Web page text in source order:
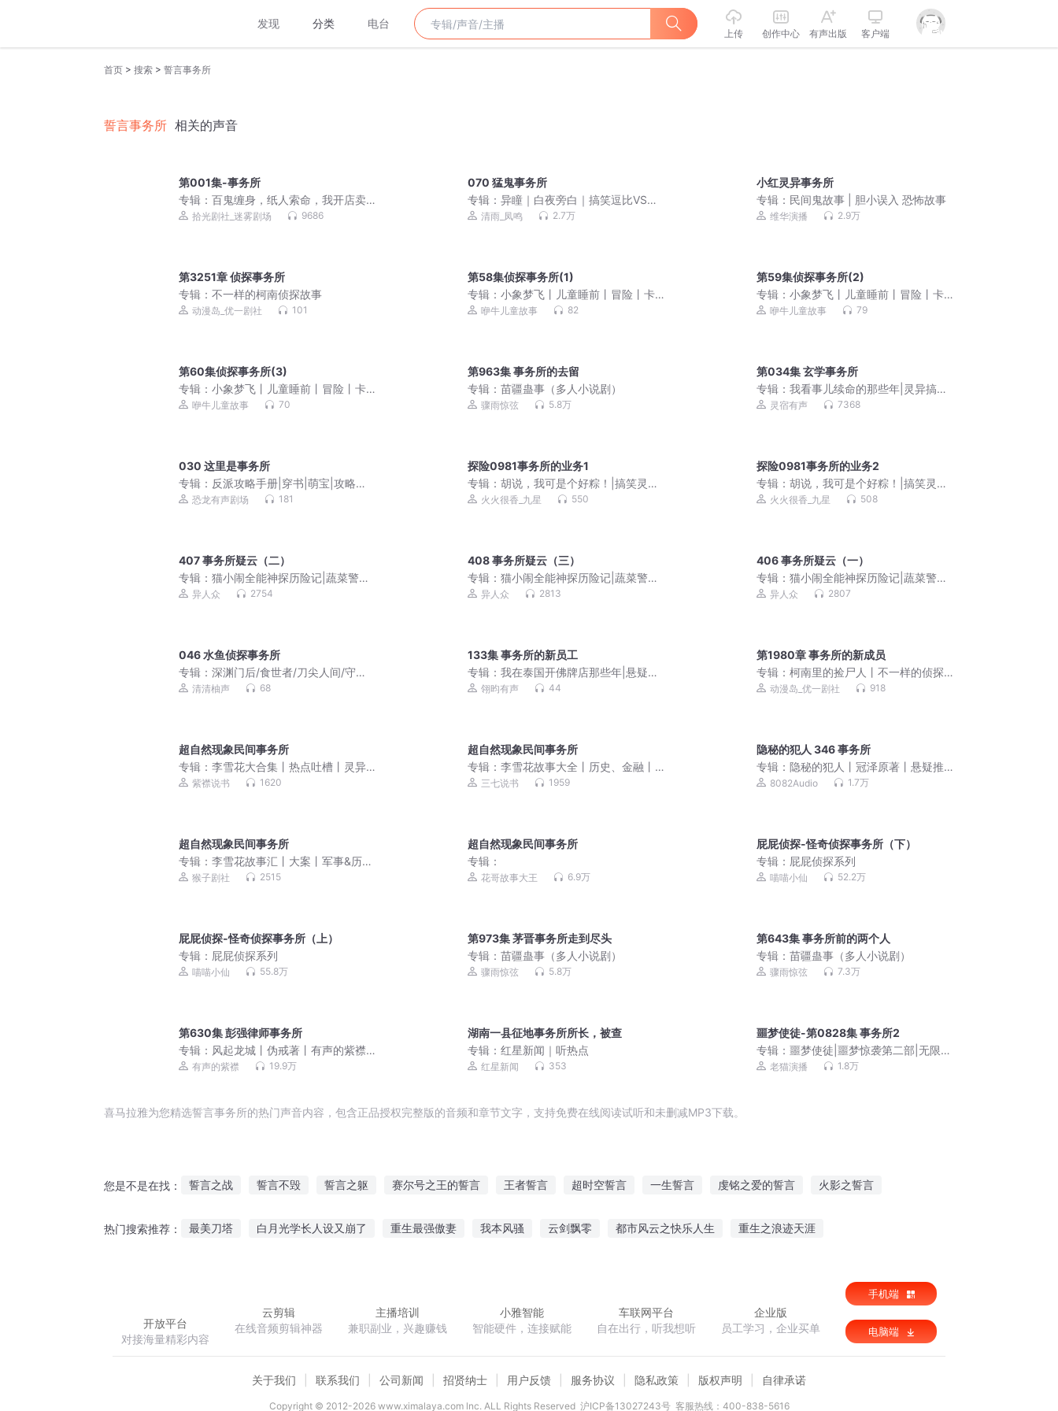
发现 分类 电台
上传 创作中心 有声出版 客户端
首页 > 搜索 > 誓言事务所
誓言事务所 相关的声音
第001集-事务所
专辑： 百鬼缠身，纸人索命，我开店卖
神符|现代灵异悬疑|纯爱双男主|VIP免费
拾光剧社_迷雾剧场 9686
070 猛鬼事务所
专辑：异瞳｜白夜旁白｜搞笑逗比VS恐
怖拉扯｜清雨✖道玄
清雨_凤鸣 2.7万
小红灵异事务所
专辑： 民间鬼故事 | 胆小误入 恐怖故事
维华演播 2.9万
第3251章 侦探事务所
专辑： 不一样的柯南侦探故事
动漫岛_优一剧社 101
第58集侦探事务所(1)
专辑：小象梦飞丨儿童睡前丨冒险丨卡
通动画丨幽默治愈
咿牛儿童故事 82
第59集侦探事务所(2)
专辑：小象梦飞丨儿童睡前丨冒险丨卡
通动画丨幽默治愈
咿牛儿童故事 79
第60集侦探事务所(3)
专辑： 小象梦飞丨儿童睡前丨冒险丨卡
通动画丨幽默治愈
咿牛儿童故事 70
第963集 事务所的去留
专辑：苗疆蛊事（多人小说剧）
骤雨惊弦 5.8万
第034集 玄学事务所
专辑：我看事儿续命的那些年|灵异搞笑|
智商在线
灵宿有声 7368
030 这里是事务所
专辑： 反派攻略手册|穿书|萌宝|攻略反
派|虐渣|女强
恐龙有声剧场 181
探险0981事务所的业务1
专辑：胡说，我可是个好粽！|搞笑灵异|
全本免费
火火很香_九星 550
探险0981事务所的业务2
专辑：胡说，我可是个好粽！|搞笑灵异|
全本免费
火火很香_九星 508
407 事务所疑云（二）
专辑： 猫小闹全能神探历险记|蔬菜警长
少年版
异人众 2754
408 事务所疑云（三）
专辑：猫小闹全能神探历险记|蔬菜警长
少年版
异人众 2813
406 事务所疑云（一）
专辑：猫小闹全能神探历险记|蔬菜警长
少年版
异人众 2807
046 水鱼侦探事务所
专辑： 深渊门后/食世者/刀尖人间/守墓
大夏夜/刃口向神
清清柚声 68
133集 事务所的新员工
专辑：我在泰国开佛牌店那些年|悬疑灵
异｜恐怖惊悚
翎昀有声 44
第1980章 事务所的新成员
专辑：柯南里的捡尸人丨不一样的侦探
故事动漫岛_优一剧社 918
超自然现象民间事务所
专辑： 李雪花大合集丨热点吐槽丨灵异
鬼故事丨大案纪实丨免费
紫襟说书 1620
超自然现象民间事务所
专辑：李雪花故事大全丨历史、金融丨
政治、军事丨社会现象
三七说书 1959
隐秘的犯人 346 事务所
专辑：隐秘的犯人丨冠泽原著丨悬疑推
理丨犯罪丨多人有声剧
8082Audio 1.7万
超自然现象民间事务所
专辑： 李雪花故事汇丨大案丨军事&历史
丨未解之谜丨免费听
猴子剧社 2515
超自然现象民间事务所
专辑：
花哥故事大王 6.9万
屁屁侦探-怪奇侦探事务所（下）
专辑： 屁屁侦探系列
喵喵小仙 52.2万
屁屁侦探-怪奇侦探事务所（上）
专辑： 屁屁侦探系列
喵喵小仙 55.8万
第973集 茅晋事务所走到尽头
专辑：苗疆蛊事（多人小说剧）
骤雨惊弦 5.8万
第643集 事务所前的两个人
专辑：苗疆蛊事（多人小说剧）
骤雨惊弦 7.3万
第630集 彭强律师事务所
专辑： 风起龙城丨伪戒著丨有声的紫襟
团队作品 | 都市热血多人有声剧
有声的紫襟 19.9万
湖南一县征地事务所所长，被查
专辑：红星新闻｜听热点
红星新闻 353
噩梦使徒-第0828集 事务所2
专辑：噩梦使徒|噩梦惊袭第二部|无限
流|老猫演播领衔多人有声剧
老猫演播 1.8万
喜马拉雅为您精选誓言事务所的热门声音内容，包含正品授权完整版的音频和章节文字，支持免费在线阅读试听和未删减MP3下载。
您是不是在找： 誓言之战 誓言不毁 誓言之躯 赛尔号之王的誓言 王者誓言 超时空誓言 一生誓言 虔铭之爱的誓言 火影之誓言
热门搜索推荐： 最美刀塔 白月光学长人设又崩了 重生最强傲妻 我本风骚 云剑飘零 都市风云之快乐人生 重生之浪迹天涯
开放平台
对接海量精彩内容
云剪辑
在线音频剪辑神器
主播培训
兼职副业，兴趣赚钱
小雅智能
智能硬件，连接赋能
车联网平台
自在出行，听我想听
企业版
员工学习，企业买单
手机端
电脑端
关于我们 联系我们 公司新闻 招贤纳士 用户反馈 服务协议 隐私政策 版权声明 自律承诺
Copyright © 2012-2026www.ximalaya.com lnc. ALL Rights Reserved 沪ICP备13027243号 客服热线：400-838-5616